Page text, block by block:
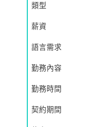
類型
薪資
語言需求
勤務內容
勤務時間
契約期間